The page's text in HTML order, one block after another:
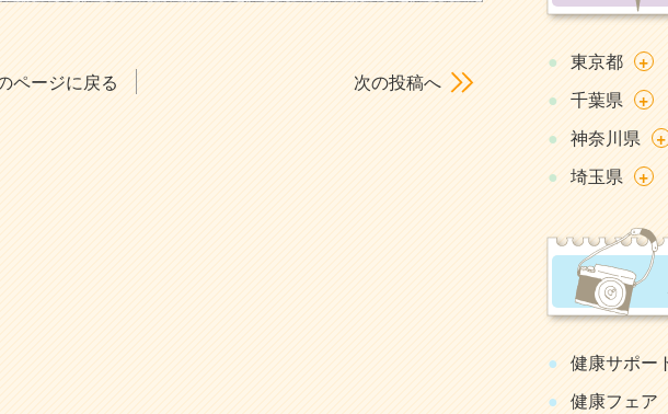
ページに戻る 次の投稿へ
東京都
+
千葉県
+
神奈川県
+
埼玉県
+
健康サポー
健康フェア